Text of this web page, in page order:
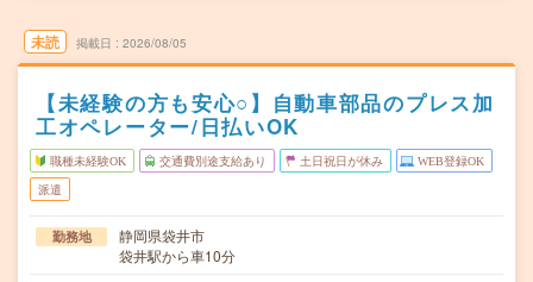
未読 掲載日 2026/08/05
【未経験の方も安心○】自動車部品のプレス加
工オペレーター/日払いOK
職種未経験OK 交通費別途支給あり 土日祝日が休み WEB登録OK
派遣
勤務地
静岡県袋井市
袋井駅から車10分